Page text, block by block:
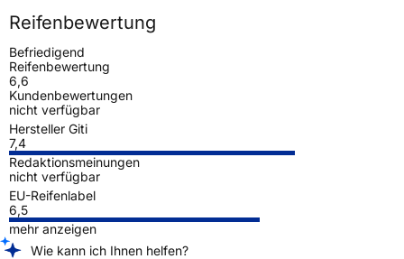
Reifenbewertung
Befriedigend
Reifenbewertung
6,6
Kundenbewertungen
nicht verfügbar
Hersteller Giti
7,4
Redaktionsmeinungen
nicht verfügbar
EU-Reifenlabel
6,5
mehr anzeigen
Wie kann ich Ihnen helfen?